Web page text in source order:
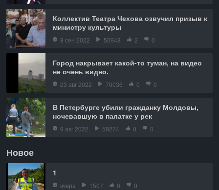
Коллектив Театра Чехова озвучил призыв к
министру культуры
8 сен 2022 50948 2 0
Город накрывает какой-то туман, на видео
не очень видно.
23 авг 2022 70036 0 0
В Петербурге убили гражданку Молдовы,
ночевавшую в палатке у рек
9 авг 2022 59274 0 0
Новое
1
вчера 1507 0 0